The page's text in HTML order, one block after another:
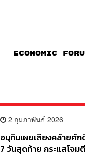
ECONOMIC
2 กุมภาพันธ์ 2026
อนุทินเผยเสียงคล้ายศัก
7 วันสุดท้าย กระแสโจม